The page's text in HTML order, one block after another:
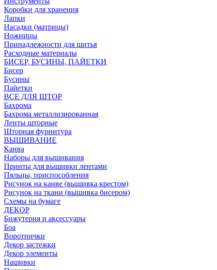
Коробки для хранения
Лапки
Насадки (матрицы)
Ножницы
Принадлежности для шитья
Расходные материалы
БИСЕР, БУСИНЫ, ПАЙЕТКИ
Бисер
Бусины
Пайетки
ВСЕ ДЛЯ ШТОР
Бахрома
Бахрома металлизированная
Ленты шторные
Шторная фурнитура
ВЫШИВАНИЕ
Канва
Наборы для вышивания
Принты для вышивки лентами
Пяльцы, приспособления
Рисунок на канве (вышивка крестом)
Рисунок на ткани (вышивка бисером)
Схемы на бумаге
ДЕКОР
Бижутерия и аксессуары
Боа
Воротнички
Декор застежки
Декор элементы
Нашивки